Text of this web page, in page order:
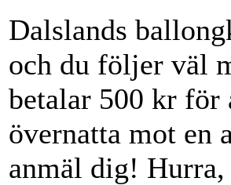
Dalslands
och du följer väl
betalar 500 kr
övernatta mot en
anmäl dig! Hurra,